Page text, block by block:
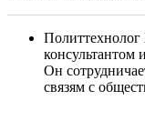
консультантом
Он
связям с